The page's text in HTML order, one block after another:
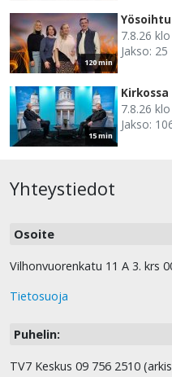
120 min
Yösoihtu
7.8.26
Jakso: 25
15 min
7.8.26
Jakso:
Yhteystiedot
Osoite
Vilhonvuorenkatu 11 A 3. krs
Tietosuoja
Puhelin:
TV7 Keskus 09 756 2510